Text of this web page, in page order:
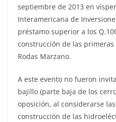
septiembre de 2013 en
Interamericana de
préstamo superior a los
construcción de las
Rodas Marzano.
A este evento no fueron
bajillo (parte baja de los
oposición, al considerarse
construcción de las